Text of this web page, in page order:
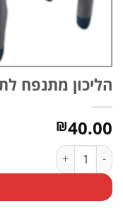
הליכון מתנפח
₪40.00
כמות של הליכון מתנפח